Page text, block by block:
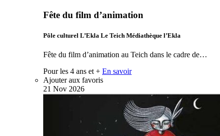
Fête du film d’animation
Pôle culturel L’Ekla Le Teich Médiathèque l’Ekla
Fête du film d’animation au Teich dans le cadre de…
Pour les 4 ans et + En savoir
Ajouter aux favoris
21 Nov 2026